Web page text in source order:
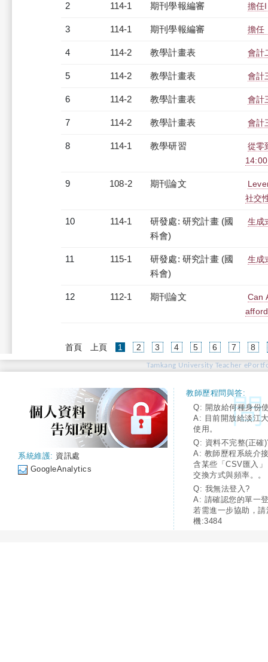
2 114-1 期刊學報編審 擔任
3 114-1 期刊學報編審 擔任
4 114-2 教學計畫表 會計
5 114-2 教學計畫表 會計
6 114-2 教學計畫表 會計
7 114-2 教學計畫表 會計
8 114-1 教學研習
從零
9 108-2 期刊論文
社交
10 114-1
研發處: 研究計畫 (國
科會)
生成
11 115-1
研發處: 研究計畫 (國
科會)
生成
12 112-1 期刊論文
Can
首頁 上頁 1 (current)
2 3 4 5 6 7 8
Tamkang University Teacher
系統維護: 資訊處
GoogleAnalytics
教師歷程問與答:
Q: 開放給何種身份
A: 目前開放給淡江
使用。
Q: 資料不完整(正確
A: 教師歷程系統介
含某些「CSV匯入
交換方式與頻率。。
Q: 我無法登入?
A: 請確認您的單一
若需進一步協助，
機:3484